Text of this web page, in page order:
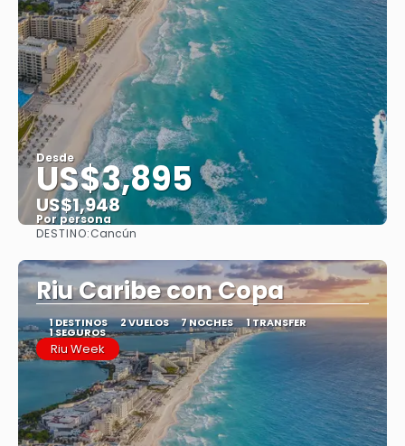
Desde
US$3,895
US$1,948
Por persona
DESTINO:Cancún
Riu Caribe con Copa
1 DESTINOS 2 VUELOS 7 NOCHES 1 TRANSFER
1 SEGUROS
Riu Week